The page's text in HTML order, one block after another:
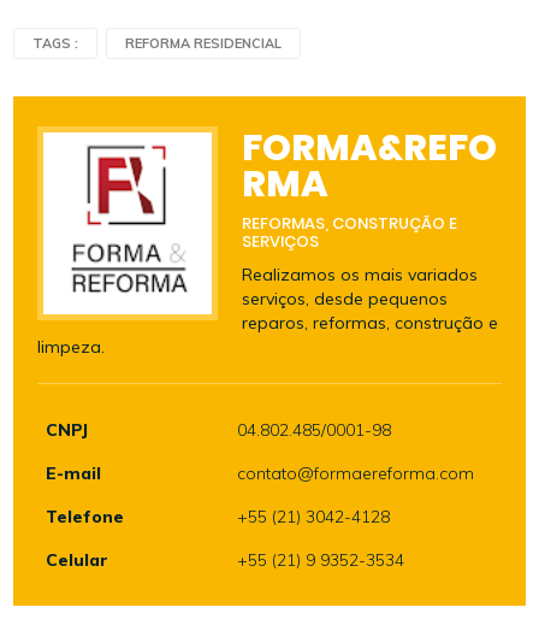
TAGS : REFORMA RESIDENCIAL
FORMA&REFO
RMA
REFORMAS, CONSTRUÇÃO E
SERVIÇOS
Realizamos os mais variados
serviços, desde pequenos
reparos, reformas, construção e
limpeza.
CNPJ
04.802.485/0001-98
E-mail
contato@formaereforma.com
Telefone
+55 (21) 3042-4128
Celular
+55 (21) 9 9352-3534